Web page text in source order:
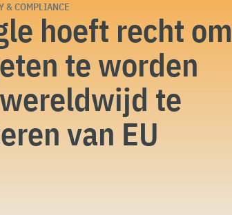
& COMPLIANCE
hoeft recht om
te worden
te
van EU